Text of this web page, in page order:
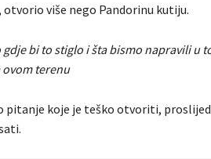
otvorio više nego Pandorinu kutiju.
bi to stiglo i šta bismo napravili u
terenu
pitanje koje je teško otvoriti,